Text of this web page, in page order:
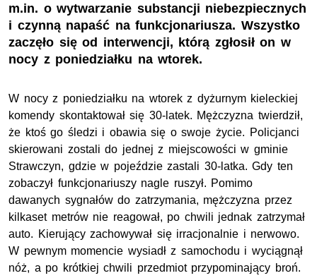
m.in. o wytwarzanie substancji niebezpiecznych
i czynną napaść na funkcjonariusza. Wszystko
zaczęło się od interwencji, którą zgłosił on w
nocy z poniedziałku na wtorek.
W nocy z poniedziałku na wtorek z dyżurnym kieleckiej
komendy skontaktował się 30-latek. Mężczyzna twierdził,
że ktoś go śledzi i obawia się o swoje życie. Policjanci
skierowani zostali do jednej z miejscowości w gminie
Strawczyn, gdzie w pojeździe zastali 30-latka. Gdy ten
zobaczył funkcjonariuszy nagle ruszył. Pomimo
dawanych sygnałów do zatrzymania, mężczyzna przez
kilkaset metrów nie reagował, po chwili jednak zatrzymał
auto. Kierujący zachowywał się irracjonalnie i nerwowo.
W pewnym momencie wysiadł z samochodu i wyciągnął
nóż, a po krótkiej chwili przedmiot przypominający broń.